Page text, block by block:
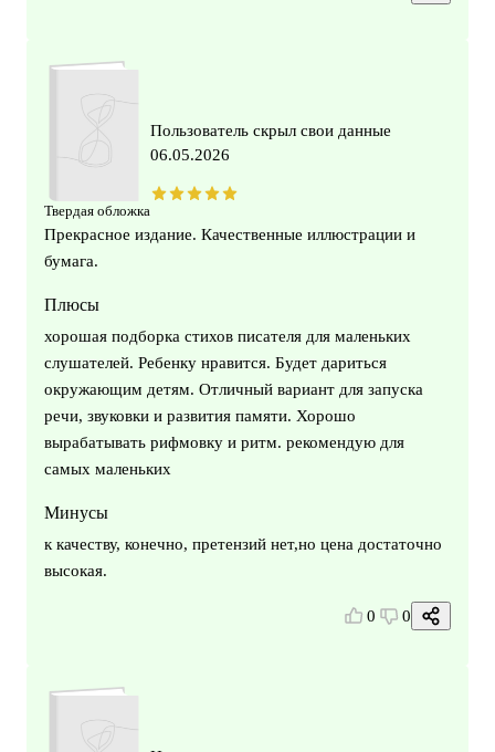
Твердая обложка
Пользователь скрыл свои данные
06.05.2026
Прекрасное издание. Качественные иллюстрации и
бумага.
Плюсы
хорошая подборка стихов писателя для маленьких
слушателей. Ребенку нравится. Будет дариться
окружающим детям. Отличный вариант для запуска
речи, звуковки и развития памяти. Хорошо
вырабатывать рифмовку и ритм. рекомендую для
самых маленьких
Минусы
к качеству, конечно, претензий нет,но цена достаточно
высокая.
0 0